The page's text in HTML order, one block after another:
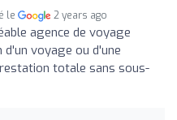
le 2 years ago
agence de voyage
voyage ou d'une
totale sans sous-